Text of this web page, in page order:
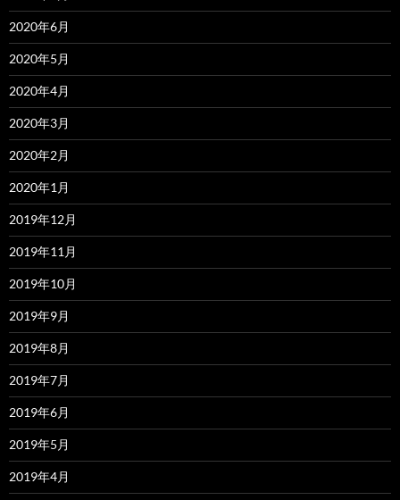
2020年6月
2020年5月
2020年4月
2020年3月
2020年2月
2020年1月
2019年12月
2019年11月
2019年10月
2019年9月
2019年8月
2019年7月
2019年6月
2019年5月
2019年4月